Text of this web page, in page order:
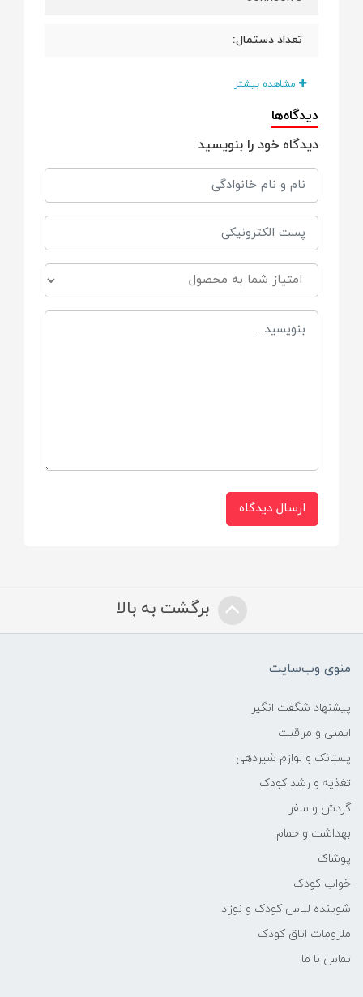
تعداد دستمال:
۷۲ عدد
رده سنی:
از بدو تولد
جنس:
الیاف نرم و مقاوم، لطیف برای پوست نوزاد
فرمولاسیون:
بر پایه آب، فاقد الکل و صابون، حاوی مواد
ایمنی و استانداردها:
تست‌شده توسط متخصصان پوست
مناسب پوست‌های حساس و مستعد اگزما
بسته‌بندی:
پلاستیکی با درپوش فشاری برای حفظ رطوبت
کاربردها:
تعویض پوشک، تمیز کردن دست و صورت،
مراقبت سریع بیرون از خانه
تجربه استفاده:
دستمال‌ها نرم، مرطوب و قابل اعتماد برای
پاک‌کنندگی بدون تحریک
مشاهده بیشتر
دیدگاه‌ها
دیدگاه خود را بنویسید
ارسال دیدگاه
برگشت به بالا
منوی وب‌سایت
پیشنهاد شگفت انگیر
ایمنی و مراقبت
پستانک و لوازم شیردهی
تغذیه و رشد کودک
گردش و سفر
بهداشت و حمام
پوشاک
خواب کودک
شوینده لباس کودک و نوزاد
ملزومات اتاق کودک
تماس با ما